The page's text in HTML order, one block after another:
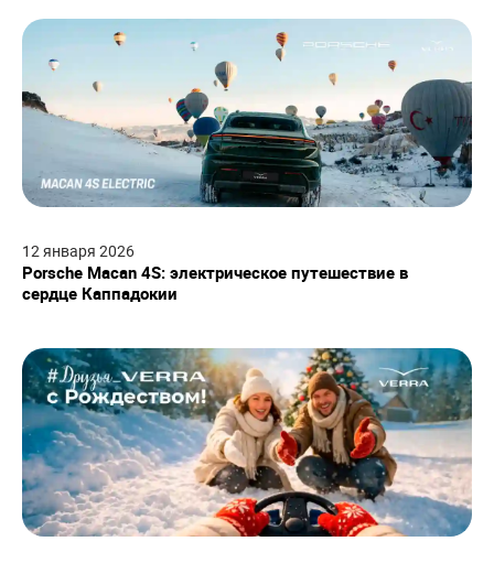
12января 2026
Porsche Macan 4S: электрическое путешествие в
сердце Каппадокии